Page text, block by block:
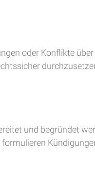
oder Konflikte über
und begründet